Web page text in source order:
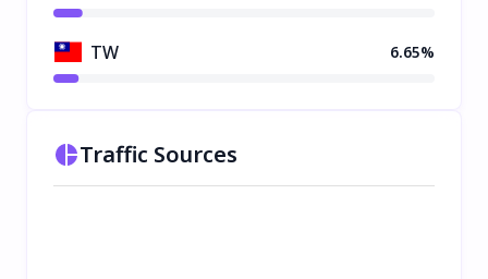
TW 6.65%
Traffic Sources